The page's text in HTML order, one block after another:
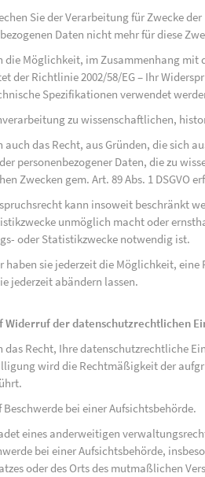
Sie der Verarbeitung für Zwecke
Daten nicht mehr für diese
die Möglichkeit, im Zusammenhang
der Richtlinie 2002/58/EG – Ihr
Spezifikationen verwendet
zu wissenschaftlichen,
auch das Recht, aus Gründen, die sich
personenbezogener Daten, die zu
Zwecken gem. Art. 89 Abs. 1 DSGVO
kann insoweit beschränkt
unmöglich macht oder
oder Statistikzwecke notwendig ist.
haben sie jederzeit die Möglichkeit,
jederzeit abändern lassen.
Widerruf der datenschutzrechtlichen
das Recht, Ihre datenschutzrechtliche
wird die Rechtmäßigkeit der
Beschwerde bei einer Aufsichtsbehörde.
eines anderweitigen
bei einer Aufsichtsbehörde,
oder des Orts des mutmaßlichen